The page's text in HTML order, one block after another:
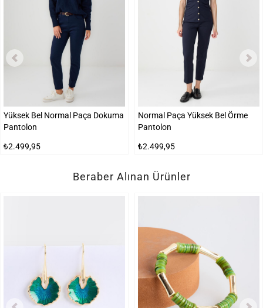
Yüksek Bel Normal Paça Dokuma
Pantolon
₺2.499,95
Normal Paça Yüksek Bel Örme
Pantolon
₺2.499,95
Beraber Alınan Ürünler